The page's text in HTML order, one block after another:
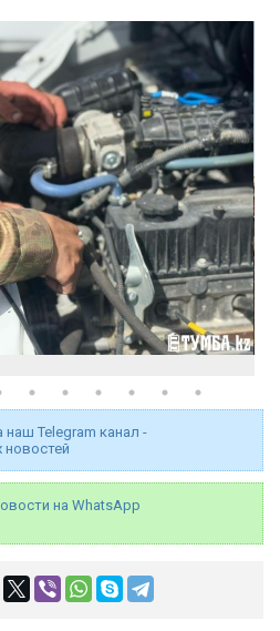
Telegram канал -
новостей
на WhatsApp